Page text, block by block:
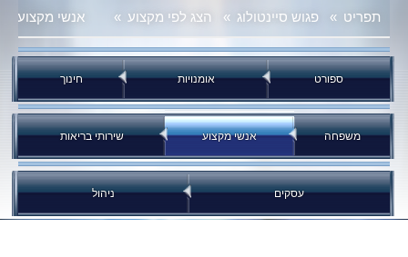
תפריט » פגוש סיינטולוג » הצג לפי מקצוע » אנשי מקצוע
ספורט אומנויות חינוך
משפחה אנשי מקצוע שירותי בריאות
עסקים ניהול